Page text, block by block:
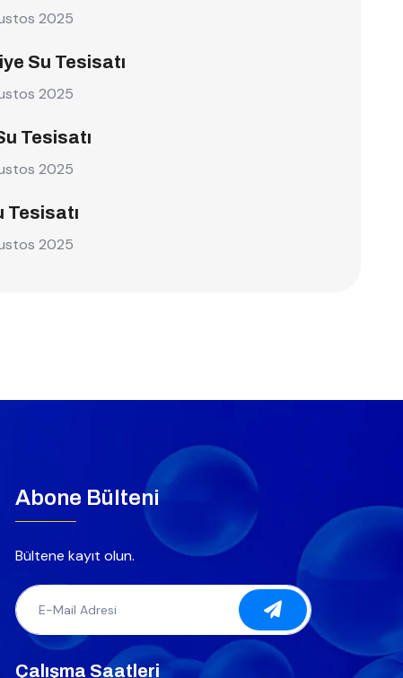
2025
Su Tesisatı
2025
Tesisatı
2025
Tesisatı
2025
Abone Bülteni
Bültene kayıt olun.
Çalışma Saatleri